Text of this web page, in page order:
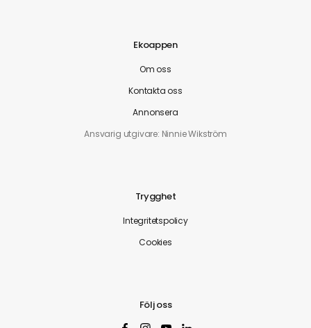
Ekoappen
Om oss
Kontakta oss
Annonsera
Ansvarig utgivare: Ninnie Wikström
Trygghet
Integritetspolicy
Cookies
Följ oss